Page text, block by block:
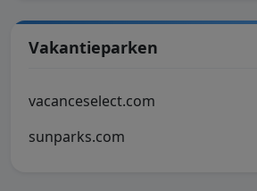
Vakantieparken
vacanceselect.com
sunparks.com